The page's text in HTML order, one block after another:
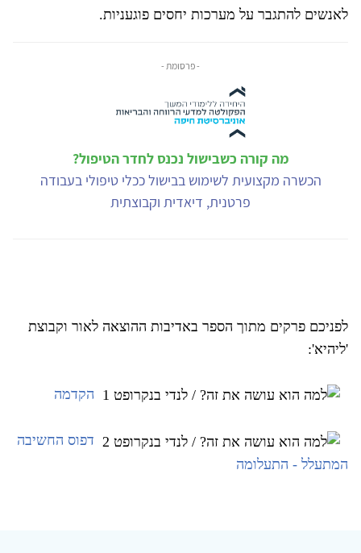
לאנשים להתגבר על מערכות יחסים פוגעניות.
- פרסומת -
מה קורה כשבישול נכנס לחדר הטיפול?
הכשרה מקצועית לשימוש בבישול ככלי טיפולי בעבודה
פרטנית, דיאדית וקבוצתית
לפניכם פרקים מתוך הספר באדיבות ההוצאה לאור וקבוצת
'ליהיא':
הקדמה
דפוס החשיבה
המתעלל - התעלומה